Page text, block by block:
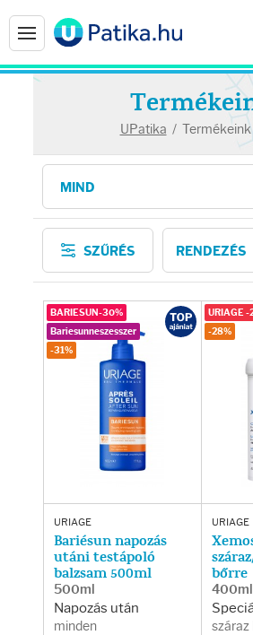
UPatika / Termékeink
SZŰRÉS
URIAGE
Bariésun napozás
utáni testápoló
balzsam 500ml
500ml
Napozás után
minden
BARIESUN-30%
Bariesunneszesszer
-31%
URIAGE
bőrre
400ml
száraz
URIAGE -
-28%
Arcápolás
Ránctalanítók
Hidratálók
Arctisztítók
Ajakápolók
Hajápolás
Samponok